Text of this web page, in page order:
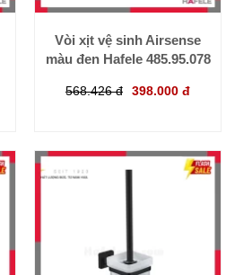
Vòi xịt vệ sinh Airsense
màu đen Hafele 485.95.078
568.426 đ 398.000 đ